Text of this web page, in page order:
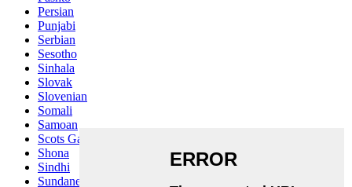
Persian
Punjabi
Serbian
Sesotho
Sinhala
Slovak
Slovenian
Somali
Samoan
Scots Gaelic
Shona
Sindhi
Sundanese